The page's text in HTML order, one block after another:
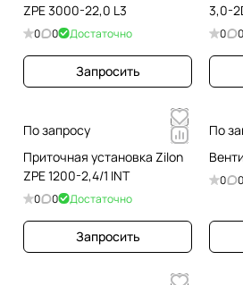
ZPE 3000-22,0 L3
0 0 Достаточно
Запросить
3,0-
0 0
По запросу
Приточная установка Zilon
ZPE 1200-2,4/1 INT
0 0 Достаточно
Запросить
По
0 0